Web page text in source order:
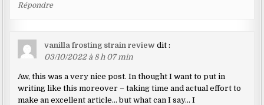
Répondre
vanilla frosting strain review dit :
03/10/2022 à 8 h 07 min
Aw, this was a very nice post. In thought I want to put in
writing like this moreover – taking time and actual effort to
make an excellent article… but what can I say… I